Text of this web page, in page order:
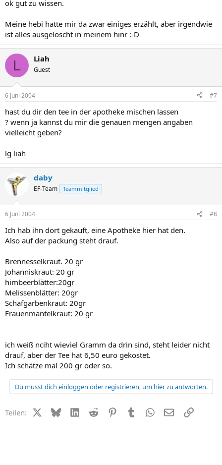
ok gut zu wissen.
Meine hebi hatte mir da zwar einiges erzählt, aber irgendwie
ist alles ausgelöscht in meinem hinr :-D
L Liah
Guest
6 Juni 2004 #7
hast du dir den tee in der apotheke mischen lassen
? wenn ja kannst du mir die genauen mengen angaben
vielleicht geben?
lg liah
daby
EF-Team Teammitglied
6 Juni 2004 #8
Ich hab ihn dort gekauft, eine Apotheke hier hat den.
Also auf der packung steht drauf.
Brennesselkraut. 20 gr
Johanniskraut: 20 gr
himbeerblätter:20gr
Melissenblätter: 20gr
Schafgarbenkraut: 20gr
Frauenmantelkraut: 20 gr
ich weiß nciht wieviel Gramm da drin sind, steht leider nicht
drauf, aber der Tee hat 6,50 euro gekostet.
Ich schätze mal 200 gr oder so.
Du musst dich einloggen oder registrieren, um hier zu antworten.
Teilen: X (Twitter)
BlueskyLinkedIn
Reddit PinterestTumblr WhatsApp
E-MailLink